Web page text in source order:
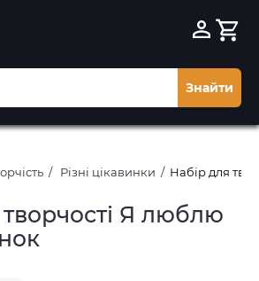
Знайти
Різні цікавинки Набір для
Я люблю